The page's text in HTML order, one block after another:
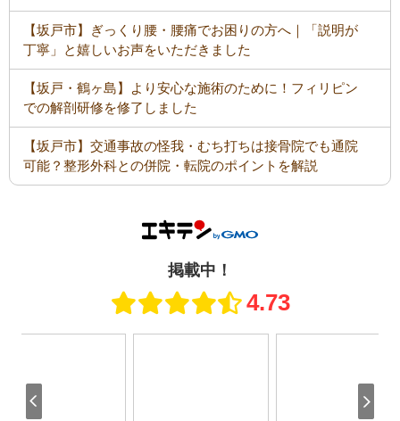
【坂戸市】ぎっくり腰・腰痛でお困りの方へ｜「説明が
丁寧」と嬉しいお声をいただきました
【坂戸・鶴ヶ島】より安心な施術のために！フィリピン
での解剖研修を修了しました
【坂戸市】交通事故の怪我・むち打ちは接骨院でも通院
可能？整形外科との併院・転院のポイントを解説